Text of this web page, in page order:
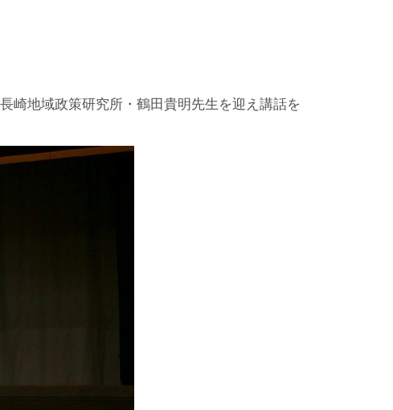
崎地域政策研究所・鶴田貴明先生を迎え講話を